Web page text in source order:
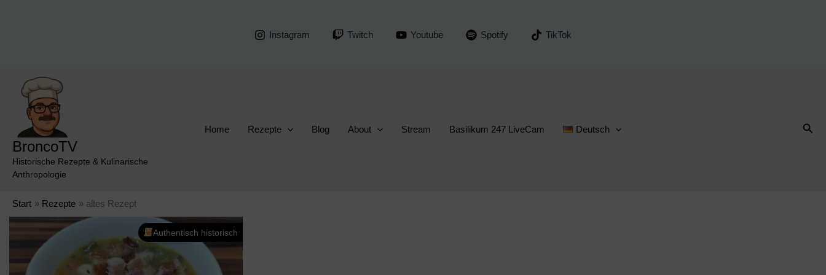
Instagram Twitch Youtube Spotify TikTok
BroncoTV
Historische Rezepte & Kulinarische
Anthropologie
Home Rezepte Blog About Stream Basilikum 247 LiveCam Deutsch
Start Rezepte altes Rezept
Authentisch historisch